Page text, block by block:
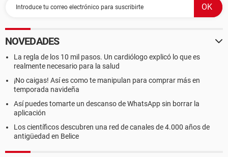
NOVEDADES
La regla de los 10 mil pasos. Un cardiólogo explicó lo que es
realmente necesario para la salud
¡No caigas! Así es como te manipulan para comprar más en
temporada navideña
Así puedes tomarte un descanso de WhatsApp sin borrar la
aplicación
Los científicos descubren una red de canales de 4.000 años de
antigüedad en Belice